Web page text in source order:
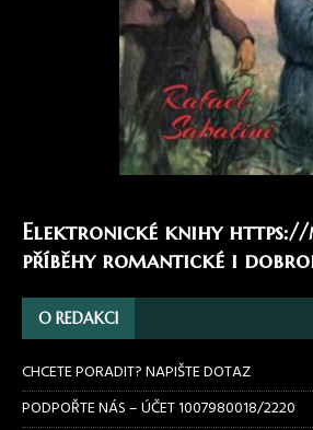
Elektronické knihy https://
příběhy romantické i
O REDAKCI
CHCETE PORADIT? NAPIŠTE DOTAZ
PODPOŘTE NÁS – ÚČET 1007980018/2220